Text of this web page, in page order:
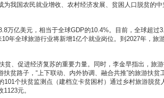
我国农民就业增收、农村经济发展、贫困人口脱贫的中
亿美元，相当于全球GDP的10.4%。目前，全球超过
年全球旅游行业将新增1亿个就业岗位。到2027年，旅
、促进经济复苏的重要力量。同时，李金早指出，旅
贫路子，“上下联动、内外协调、融合共推”的旅游扶贫
个扶贫监测点（建档立卡贫困村）通过乡村旅游脱贫
元。